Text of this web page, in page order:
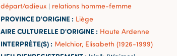
départ/adieux | relations homme-femme
PROVINCE D'ORIGINE : Liège
AIRE CULTURELLE D'ORIGINE : Haute Ardenne
INTERPRÈTE(S) : Melchior, Elisabeth (1926-1999)